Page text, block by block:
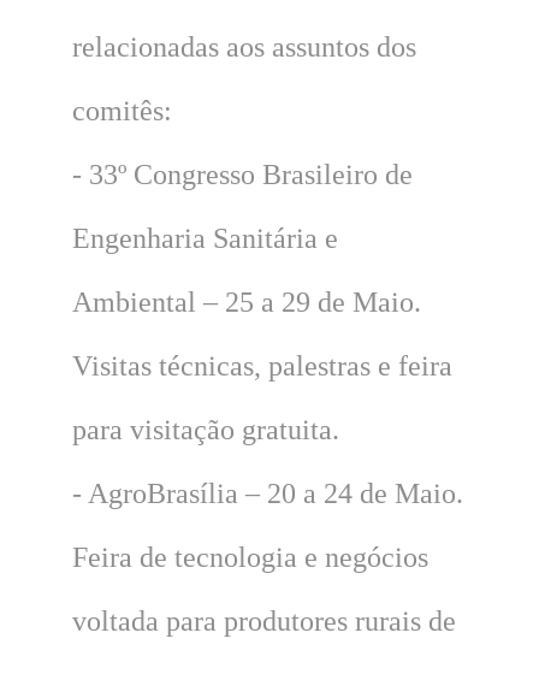
relacionadas aos assuntos dos
comitês:
- 33º Congresso Brasileiro de
Engenharia Sanitária e
Ambiental – 25 a 29 de Maio.
Visitas técnicas, palestras e feira
para visitação gratuita.
- AgroBrasília – 20 a 24 de Maio.
Feira de tecnologia e negócios
voltada para produtores rurais de